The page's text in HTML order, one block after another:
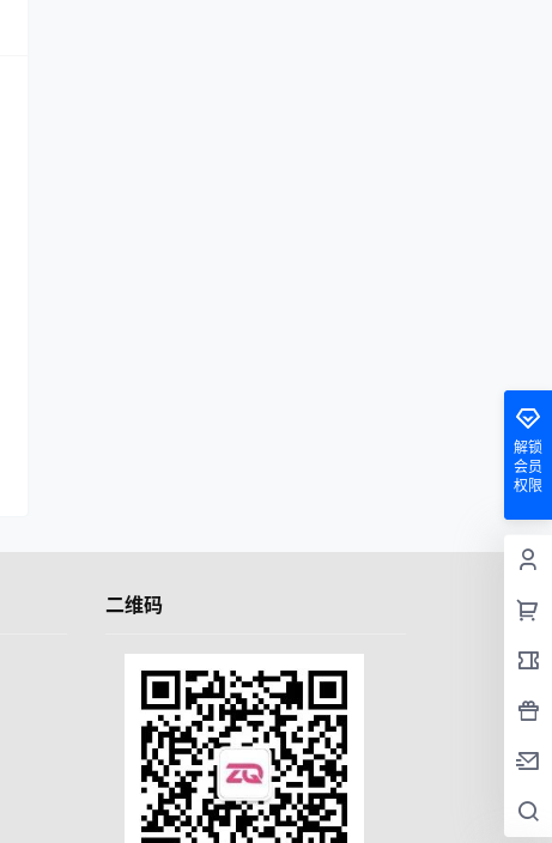
解锁
会员
权限
二维码